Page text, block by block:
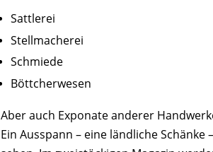
Sattlerei
Stellmacherei
Schmiede
Böttcherwesen
Aber auch Exponate anderer
Ein Ausspann – eine ländliche